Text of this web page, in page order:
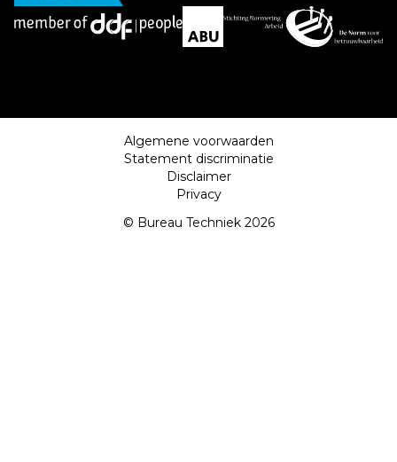
Algemene voorwaarden
Statement discriminatie
Disclaimer
Privacy
© Bureau Techniek 2026